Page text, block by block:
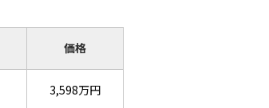
価格
3,598万円